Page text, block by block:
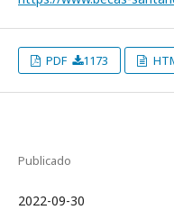
PDF 1173
Publicado
2022-09-30